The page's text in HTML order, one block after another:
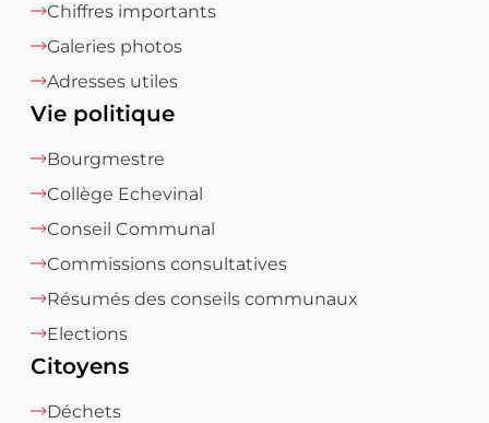
Chiffres importants
Galeries photos
Adresses utiles
Vie politique
Bourgmestre
Collège Echevinal
Conseil Communal
Commissions consultatives
Résumés des conseils communaux
Elections
Citoyens
Déchets